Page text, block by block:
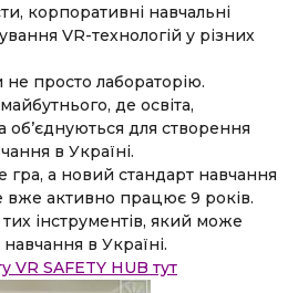
корпоративні навчальні
VR-технологій у різних
просто лабораторію.
де освіта,
об’єднуються для створення
в Україні.
а новий стандарт навчання
вже активно працює 9 років.
інструментів, який може
в Україні.
VR SAFETY HUB тут